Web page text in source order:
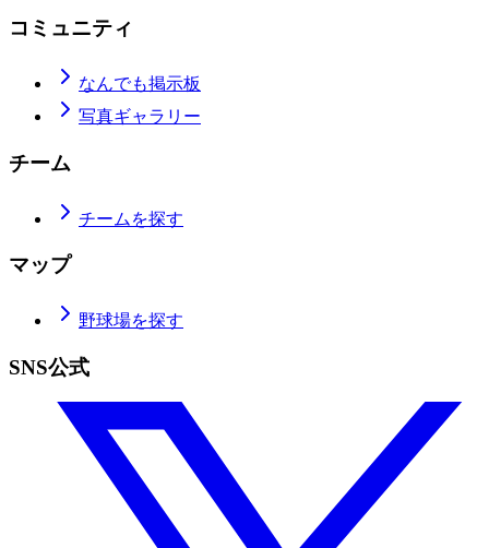
コミュニティ
なんでも掲示板
写真ギャラリー
チーム
チームを探す
マップ
野球場を探す
SNS公式